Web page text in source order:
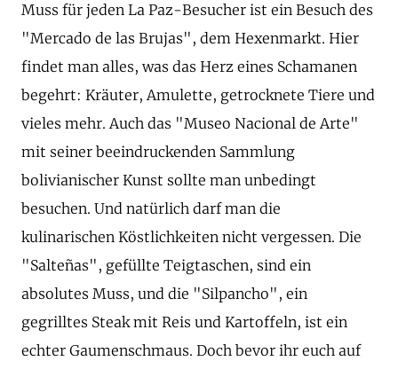
Muss für jeden La Paz-Besucher ist ein Besuch des
"Mercado de las Brujas", dem Hexenmarkt. Hier
findet man alles, was das Herz eines Schamanen
begehrt: Kräuter, Amulette, getrocknete Tiere und
vieles mehr. Auch das "Museo Nacional de Arte"
mit seiner beeindruckenden Sammlung
bolivianischer Kunst sollte man unbedingt
besuchen. Und natürlich darf man die
kulinarischen Köstlichkeiten nicht vergessen. Die
"Salteñas", gefüllte Teigtaschen, sind ein
absolutes Muss, und die "Silpancho", ein
gegrilltes Steak mit Reis und Kartoffeln, ist ein
echter Gaumenschmaus. Doch bevor ihr euch auf